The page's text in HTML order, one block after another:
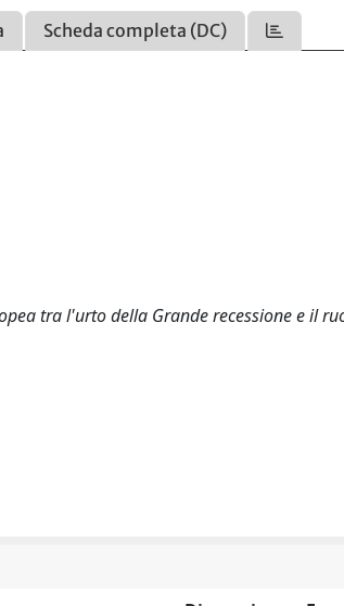
Scheda completa (DC)
tra l'urto della Grande recessione e il